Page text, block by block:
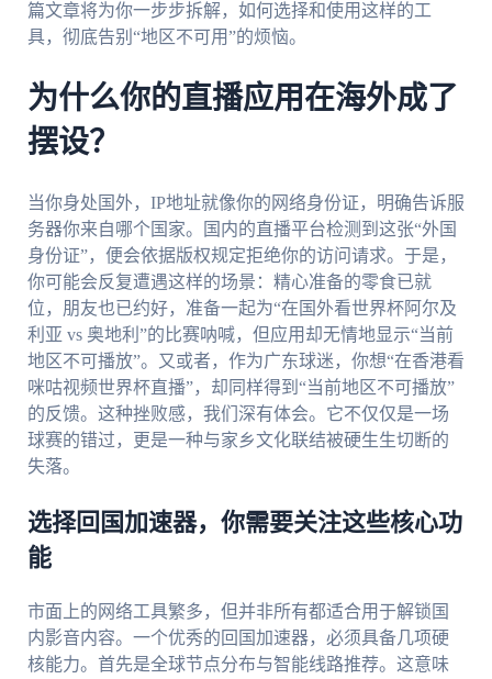
篇文章将为你一步步拆解，如何选择和使用这样的工
具，彻底告别“地区不可用”的烦恼。
为什么你的直播应用在海外成了
摆设？
当你身处国外，IP地址就像你的网络身份证，明确告诉服
务器你来自哪个国家。国内的直播平台检测到这张“外国
身份证”，便会依据版权规定拒绝你的访问请求。于是，
你可能会反复遭遇这样的场景：精心准备的零食已就
位，朋友也已约好，准备一起为“在国外看世界杯阿尔及
利亚 vs 奥地利”的比赛呐喊，但应用却无情地显示“当前
地区不可播放”。又或者，作为广东球迷，你想“在香港看
咪咕视频世界杯直播”，却同样得到“当前地区不可播放”
的反馈。这种挫败感，我们深有体会。它不仅仅是一场
球赛的错过，更是一种与家乡文化联结被硬生生切断的
失落。
选择回国加速器，你需要关注这些核心功
能
市面上的网络工具繁多，但并非所有都适合用于解锁国
内影音内容。一个优秀的回国加速器，必须具备几项硬
核能力。首先是全球节点分布与智能线路推荐。这意味